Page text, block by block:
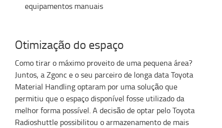
equipamentos manuais
Otimização do espaço
Como tirar o máximo proveito de uma pequena área?
Juntos, a Zgonc e o seu parceiro de longa data Toyota
Material Handling optaram por uma solução que
permitiu que o espaço disponível fosse utilizado da
melhor forma possível. A decisão de optar pelo Toyota
Radioshuttle possibilitou o armazenamento de mais